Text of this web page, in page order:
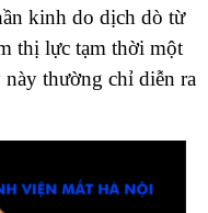
kinh do dịch dò từ
thị lực tạm thời một
thường chỉ diễn ra